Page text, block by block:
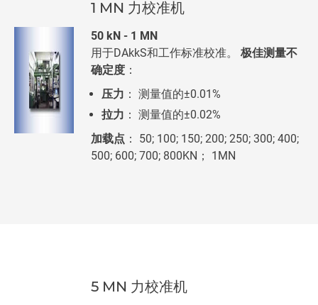
1 MN 力校准机
50 kN - 1 MN
用于DAkkS和工作标准校准。 极佳测量不
确定度：
压力 ： 测量值的±0.01%
拉力 ： 测量值的±0.02%
加载点 ： 50; 100; 150; 200; 250; 300; 400;
500; 600; 700; 800KN； 1MN
5 MN 力校准机